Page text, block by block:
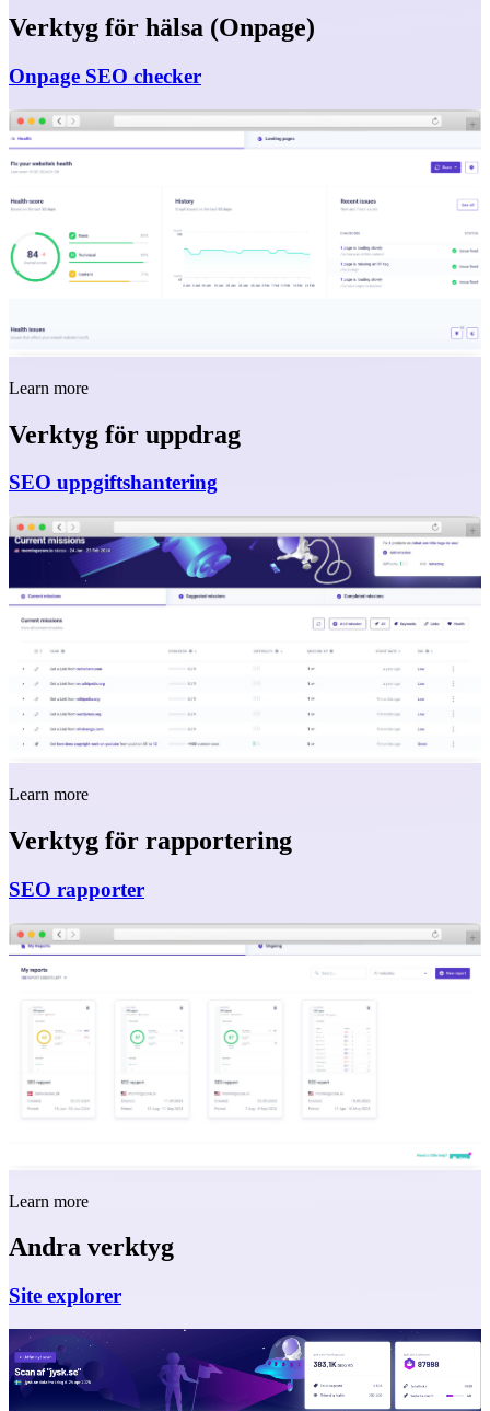
Verktyg för hälsa (Onpage)
Onpage SEO checker
Learn more
Verktyg för uppdrag
SEO uppgiftshantering
Learn more
Verktyg för rapportering
SEO rapporter
Learn more
Andra verktyg
Site explorer